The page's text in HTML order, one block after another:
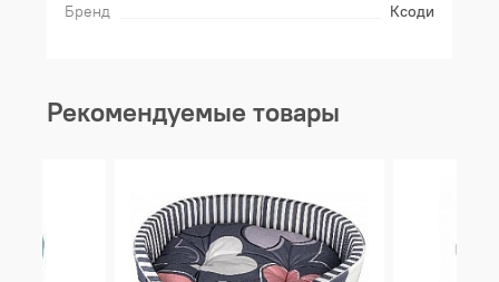
Бренд Ксоди
Рекомендуемые товары